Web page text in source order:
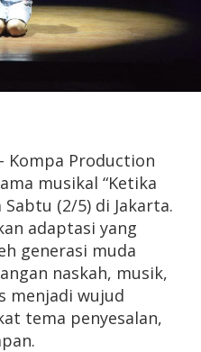
- Kompa Production
musikal “Ketika
Sabtu (2/5) di Jakarta.
adaptasi yang
generasi muda
naskah, musik,
menjadi wujud
tema penyesalan,